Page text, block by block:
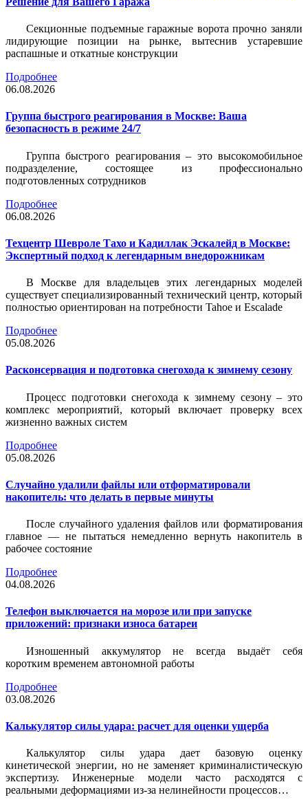
Секционные подъемные гаражные ворота прочно заняли
лидирующие позиции на рынке, вытеснив устаревшие
распашные и откатные конструкции
Подробнее
06.08.2026
Группа быстрого реагирования в Москве: Ваша
безопасность в режиме 24/7
Группа быстрого реагирования – это высокомобильное
подразделение, состоящее из профессионально
подготовленных сотрудников
Подробнее
06.08.2026
Техцентр Шевроле Тахо и Кадиллак Эскалейд в Москве:
Экспертный подход к легендарным внедорожникам
В Москве для владельцев этих легендарных моделей
существует специализированный технический центр, который
полностью ориентирован на потребности Tahoe и Escalade
Подробнее
05.08.2026
Расконсервация и подготовка снегохода к зимнему сезону
Процесс подготовки снегохода к зимнему сезону – это
комплекс мероприятий, который включает проверку всех
жизненно важных систем
Подробнее
05.08.2026
Случайно удалили файлы или отформатировали
накопитель: что делать в первые минуты
После случайного удаления файлов или форматирования
главное — не пытаться немедленно вернуть накопитель в
рабочее состояние
Подробнее
04.08.2026
Телефон выключается на морозе или при запуске
приложений: признаки износа батареи
Изношенный аккумулятор не всегда выдаёт себя
коротким временем автономной работы
Подробнее
03.08.2026
Калькулятор силы удара: расчет для оценки ущерба
Калькулятор силы удара дает базовую оценку
кинетической энергии, но не заменяет криминалистическую
экспертизу. Инженерные модели часто расходятся с
реальными деформациями из-за нелинейности процессов…